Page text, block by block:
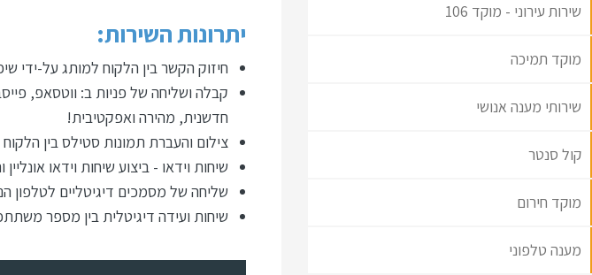
שירות עירוני - מוקד 106
מוקד תמיכה
שירותי מענה אנושי
קול סנטר
מוקד חירום
מענה טלפוני
יתרונות השירות:
חיזוק הקשר בין הלקוח למותג על-ידי
חדשנית, מהירה ואפקטיבית!
צילום והעברת תמונות סטילס בין
שיחות וידאו - ביצוע שיחות וידאו
שליחה של מסמכים דיגיטליים לטלפון
שיחות ועידה דיגיטלית בין מספר